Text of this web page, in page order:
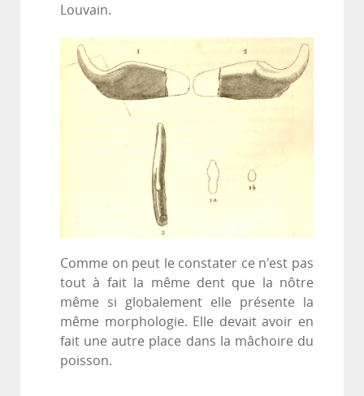
Louvain.
Comme on peut le constater ce n'est pas
tout à fait la même dent que la nôtre
même si globalement elle présente la
même morphologie. Elle devait avoir en
fait une autre place dans la mâchoire du
poisson.